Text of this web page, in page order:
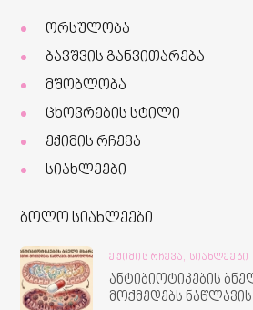
ორსულობა
ბავშვის განვითარება
მშობლობა
ცხოვრების სტილი
ექიმის რჩევა
სიახლეები
ბოლო სიახლეები
ᲔᲥᲘᲛᲘᲡ ᲠᲩᲔᲕᲐ, ᲡᲘᲐᲮᲚᲔᲔᲑᲘ
ანტიბიოტიკების
მოქმედებს